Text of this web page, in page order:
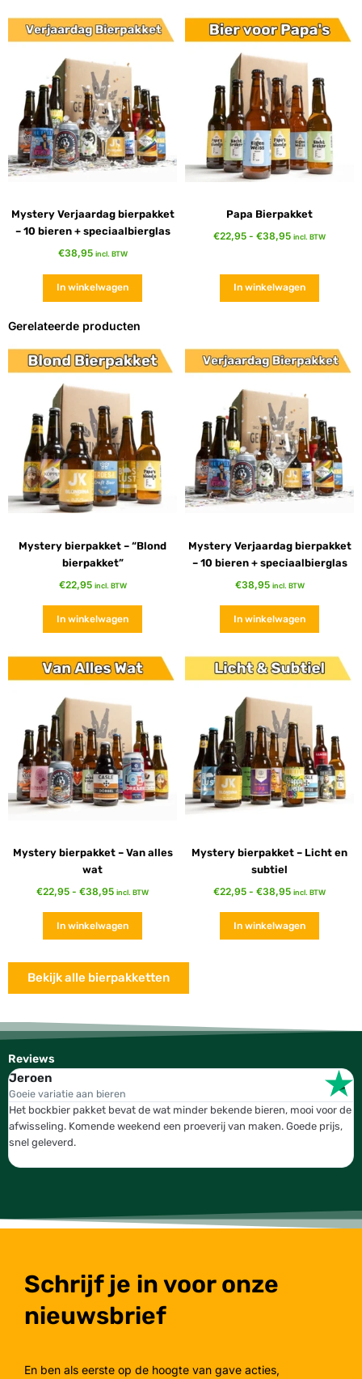
Mystery Verjaardag bierpakket
– 10 bieren + speciaalbierglas
€38,95 incl. BTW
In winkelwagen
Papa Bierpakket
€22,95 - €38,95 incl. BTW
In winkelwagen
Gerelateerde producten
Mystery bierpakket – “Blond
bierpakket”
€22,95 incl. BTW
In winkelwagen
Mystery Verjaardag bierpakket
– 10 bieren + speciaalbierglas
€38,95 incl. BTW
In winkelwagen
Mystery bierpakket – Van alles
wat
€22,95 - €38,95 incl. BTW
In winkelwagen
Mystery bierpakket – Licht en
subtiel
€22,95 - €38,95 incl. BTW
In winkelwagen
Bekijk alle bierpakketten
Reviews
Jeroen
Goeie variatie aan bieren
Het bockbier pakket bevat de wat minder bekende bieren, mooi voor de
afwisseling. Komende weekend een proeverij van maken. Goede prijs,
snel geleverd.
Schrijf je in voor onze
nieuwsbrief
En ben als eerste op de hoogte van gave acties,